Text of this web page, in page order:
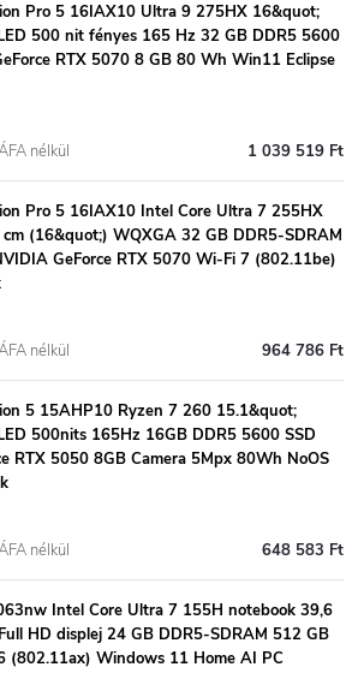
Pro 5 16IAX10 Ultra 9 275HX 16&quot;
500 nit fényes 165 Hz 32 GB DDR5 5600
RTX 5070 8 GB 80 Wh Win11 Eclipse
1 039 519 Ft
nélkül
Pro 5 16IAX10 Intel Core Ultra 7 255HX
(16&quot;) WQXGA 32 GB DDR5-SDRAM
GeForce RTX 5070 Wi-Fi 7 (802.11be)
964 786 Ft
nélkül
5 15AHP10 Ryzen 7 260 15.1&quot;
500nits 165Hz 16GB DDR5 5600 SSD
RTX 5050 8GB Camera 5Mpx 80Wh NoOS
648 583 Ft
nélkül
Intel Core Ultra 7 155H notebook 39,6
HD displej 24 GB DDR5-SDRAM 512 GB
(802.11ax) Windows 11 Home AI PC